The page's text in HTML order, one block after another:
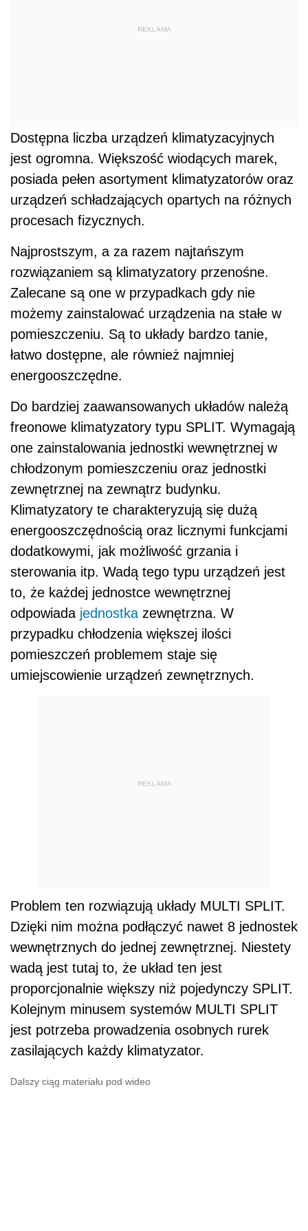
REKLAMA
Dostępna liczba urządzeń klimatyzacyjnych
jest ogromna. Większość wiodących marek,
posiada pełen asortyment klimatyzatorów oraz
urządzeń schładzających opartych na różnych
procesach fizycznych.
Najprostszym, a za razem najtańszym
rozwiązaniem są klimatyzatory przenośne.
Zalecane są one w przypadkach gdy nie
możemy zainstalować urządzenia na stałe w
pomieszczeniu. Są to układy bardzo tanie,
łatwo dostępne, ale również najmniej
energooszczędne.
Do bardziej zaawansowanych układów należą
freonowe klimatyzatory typu SPLIT. Wymagają
one zainstalowania jednostki wewnętrznej w
chłodzonym pomieszczeniu oraz jednostki
zewnętrznej na zewnątrz budynku.
Klimatyzatory te charakteryzują się dużą
energooszczędnością oraz licznymi funkcjami
dodatkowymi, jak możliwość grzania i
sterowania itp. Wadą tego typu urządzeń jest
to, że każdej jednostce wewnętrznej
odpowiada jednostka zewnętrzna. W
przypadku chłodzenia większej ilości
pomieszczeń problemem staje się
umiejscowienie urządzeń zewnętrznych.
REKLAMA
Problem ten rozwiązują układy MULTI SPLIT.
Dzięki nim można podłączyć nawet 8 jednostek
wewnętrznych do jednej zewnętrznej. Niestety
wadą jest tutaj to, że układ ten jest
proporcjonalnie większy niż pojedynczy SPLIT.
Kolejnym minusem systemów MULTI SPLIT
jest potrzeba prowadzenia osobnych rurek
zasilających każdy klimatyzator.
Dalszy ciąg materiału pod wideo